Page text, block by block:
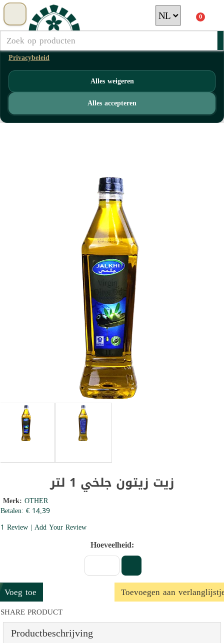
Wij gebruiken noodzakelijke cookies om de website goed te laten
werken. Analyse- en marketingcookies gebruiken wij alleen met jouw
toestemming. Verder browsen op deze website betekent dat u akkoord
gaat met het gebruik van cookies volgens het privacybeleid.
Privacybeleid
Alles weigeren
Alles accepteren
0
زيت زيتون جلخي 1 لتر
Merk: OTHER
Betalen: € 14,39
1 Review | Add Your Review
Hoeveelheid:
Voeg toe Toevoegen aan
SHARE PRODUCT
Productbeschrijving